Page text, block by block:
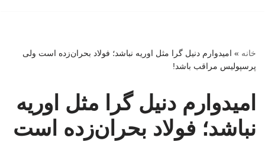
خانه » امیدوارم دنیل گرا مثل اوریه نباشد؛ فولاد بحران‌زده است ولی
پرسپولیس مراقب باشد!
امیدوارم دنیل گرا مثل اوریه
نباشد؛ فولاد بحران‌زده است